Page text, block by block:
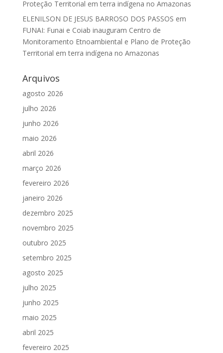
Proteção Territorial em terra indígena no Amazonas
ELENILSON DE JESUS BARROSO DOS PASSOS em
FUNAI: Funai e Coiab inauguram Centro de
Monitoramento Etnoambiental e Plano de Proteção
Territorial em terra indígena no Amazonas
Arquivos
agosto 2026
julho 2026
junho 2026
maio 2026
abril 2026
março 2026
fevereiro 2026
janeiro 2026
dezembro 2025
novembro 2025
outubro 2025
setembro 2025
agosto 2025
julho 2025
junho 2025
maio 2025
abril 2025
fevereiro 2025